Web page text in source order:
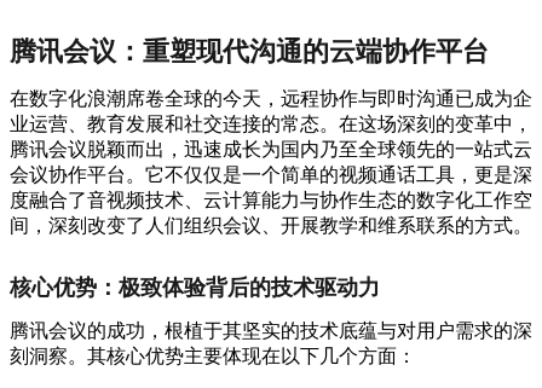
腾讯会议：重塑现代沟通的云端协作平台
在数字化浪潮席卷全球的今天，远程协作与即时沟通已成为企
业运营、教育发展和社交连接的常态。在这场深刻的变革中，
腾讯会议脱颖而出，迅速成长为国内乃至全球领先的一站式云
会议协作平台。它不仅仅是一个简单的视频通话工具，更是深
度融合了音视频技术、云计算能力与协作生态的数字化工作空
间，深刻改变了人们组织会议、开展教学和维系联系的方式。
核心优势：极致体验背后的技术驱动力
腾讯会议的成功，根植于其坚实的技术底蕴与对用户需求的深
刻洞察。其核心优势主要体现在以下几个方面：